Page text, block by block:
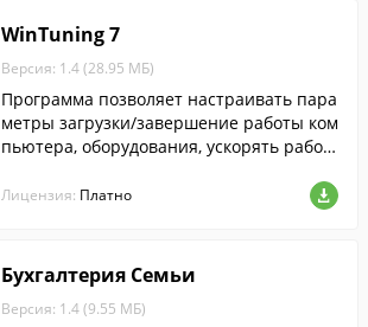
WinTuning 7
Версия: 1.4 (28.95 МБ)
Программа позволяет настраивать пара
метры загрузки/завершение работы ком
пьютера, оборудования, ускорять работ
скрытые настройки Windows 7.
Лицензия: Платно
Бухгалтерия Семьи
Версия: 1.4 (9.55 МБ)